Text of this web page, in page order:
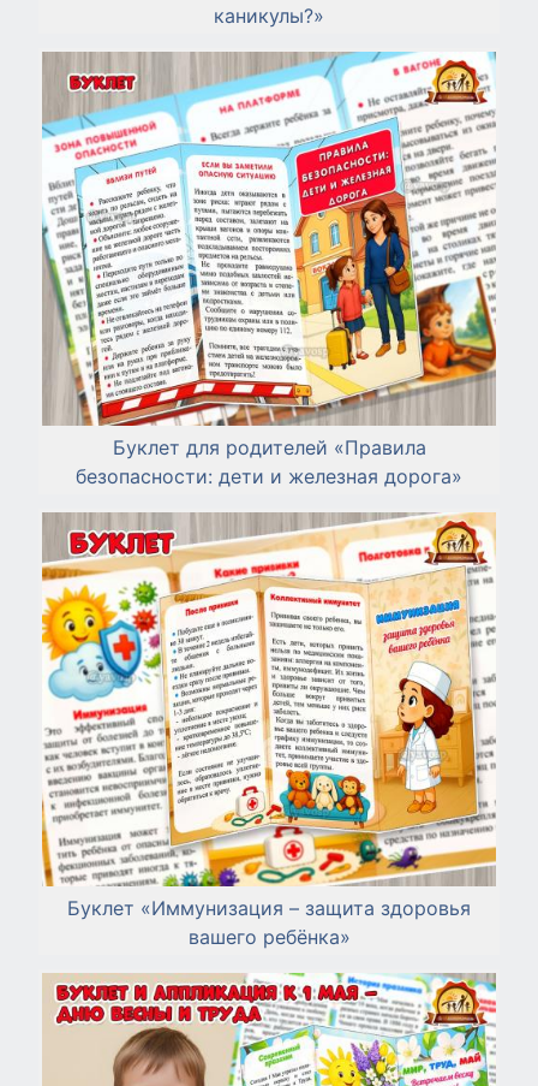
каникулы?»
Буклет для родителей «Правила
безопасности: дети и железная дорога»
Буклет «Иммунизация – защита здоровья
вашего ребёнка»